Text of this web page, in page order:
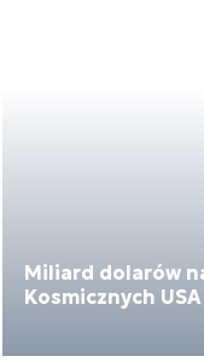
Miliard dolarów
Kosmicznych USA